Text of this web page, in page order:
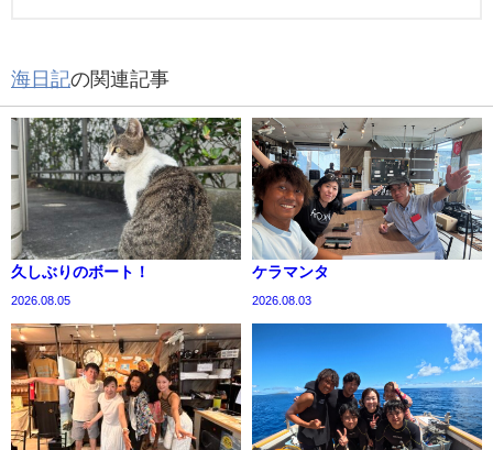
海日記の関連記事
久しぶりのボート！
2026.08.05
ケラマンタ
2026.08.03